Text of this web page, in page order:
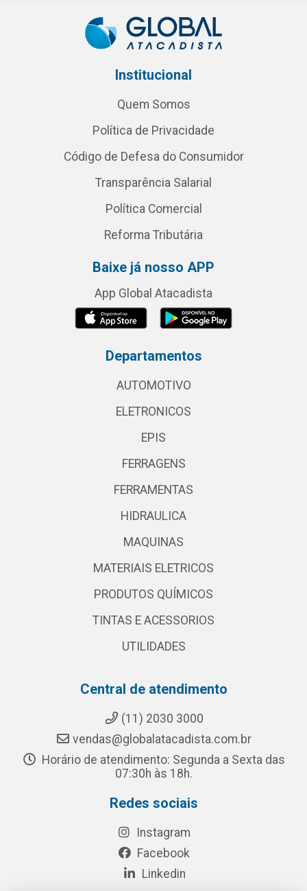
Institucional
Quem Somos
Política de Privacidade
Código de Defesa do Consumidor
Transparência Salarial
Política Comercial
Reforma Tributária
Baixe já nosso APP
App Global Atacadista
Departamentos
AUTOMOTIVO
ELETRONICOS
EPIS
FERRAGENS
FERRAMENTAS
HIDRAULICA
MAQUINAS
MATERIAIS ELETRICOS
PRODUTOS QUÍMICOS
TINTAS E ACESSORIOS
UTILIDADES
Central de atendimento
(11) 2030 3000
vendas@globalatacadista.com.br
Horário de atendimento: Segunda a Sexta das
07:30h às 18h.
Redes sociais
Instagram
Facebook
Linkedin